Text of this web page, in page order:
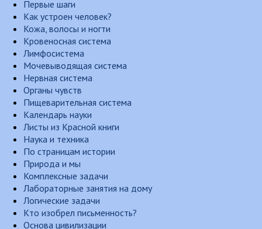
Первые шаги
Как устроен человек?
Кожа, волосы и ногти
Кровеносная система
Лимфосистема
Мочевыводящая система
Нервная система
Органы чувств
Пищеварительная система
Календарь науки
Листы из Красной книги
Наука и техника
По страницам истории
Природа и мы
Комплексные задачи
Лабораторные занятия на дому
Логические задачи
Кто изобрел письменность?
Основа цивилизации